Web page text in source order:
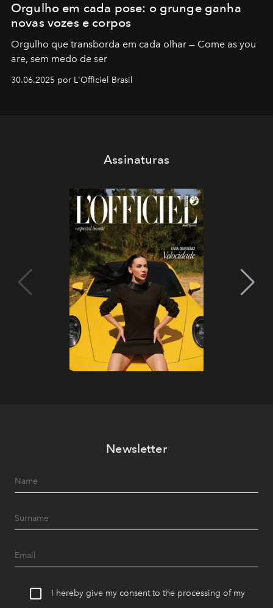
Orgulho em cada pose: o grunge ganha
novas vozes e corpos
Orgulho que transborda em cada olhar — Come as you
are, sem medo de ser
30.06.2025 por L'Officiel Brasil
Assinaturas
Newsletter
I hereby give my consent to the processing of my